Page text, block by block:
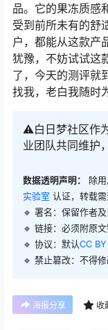
品。它的果冻质感
受到前所未有的舒
户，都能从这款产
犹豫，不妨试试这
了，今天的测评就
找我，老白我随时
⚠️白日梦社区作
业团队共同维护
数据透明声明： 除
实验室 认证，转载需
🔹 署名：保留作者及
🔹 链接：必须附原
🔹 协议：默认CC
🔹 禁止篡改：不得
海报分享 收